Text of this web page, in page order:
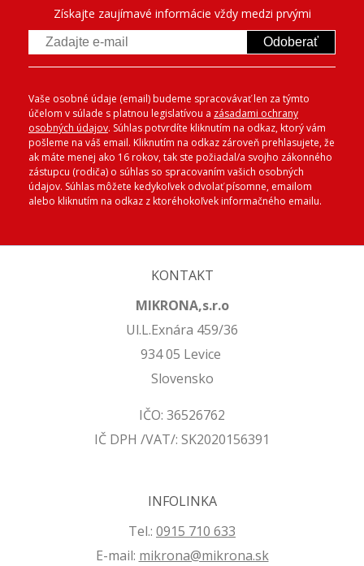
Získajte zaujímavé informácie vždy medzi prvými
Odoberať
Vaše osobné údaje (email) budeme spracovávať len za týmto
účelom v súlade s platnou legislatívou a zásadami ochrany
osobných údajov. Súhlas potvrdíte kliknutím na odkaz, ktorý vám
pošleme na váš email. Kliknutím na odkaz zároveň prehlasujete, že
ak máte menej ako 16 rokov, tak ste požiadal/a svojho zákonného
zástupcu (rodiča) o súhlas so spracovaním vašich osobných
údajov. Súhlas môžete kedykoľvek odvolať písomne, emailom
alebo kliknutím na odkaz z ktoréhokoľvek informačného emailu.
KONTAKT
MIKRONA,s.r.o
Ul.L.Exnára 459/36
934 05 Levice
Slovensko
IČO: 36526762
IČ DPH /VAT/: SK2020156391
INFOLINKA
Tel.: 0915 710 633
E-mail: mikrona@mikrona.sk